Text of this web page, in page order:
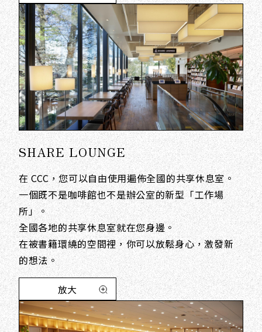
SHARE LOUNGE
在 CCC，您可以自由使用遍佈全國的共享休息室。
一個既不是咖啡館也不是辦公室的新型「工作場
所」。
全國各地的共享休息室就在您身邊。
在被書籍環繞的空間裡，你可以放鬆身心，激發新
的想法。
放大